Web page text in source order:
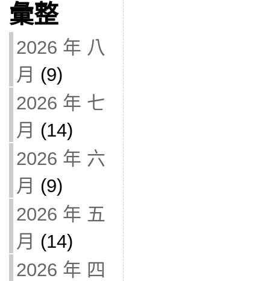
彙整
2026 年 八
月 (9)
2026 年 七
月 (14)
2026 年 六
月 (9)
2026 年 五
月 (14)
2026 年 四